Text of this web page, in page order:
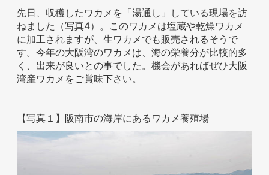
先日、収穫したワカメを「湯通し」している現場を訪
ねました（写真4）。このワカメは塩蔵や乾燥ワカメ
に加工されますが、生ワカメでも販売されるそうで
す。今年の大阪湾のワカメは、海の栄養分が比較的多
く、出来が良いとの事でした。機会があればぜひ大阪
湾産ワカメをご賞味下さい。
【写真１】阪南市の海岸にあるワカメ養殖場
お問い合わせ